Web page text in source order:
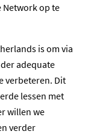
Network op te
is om via
adequate
verbeteren. Dit
lessen met
willen we
verder